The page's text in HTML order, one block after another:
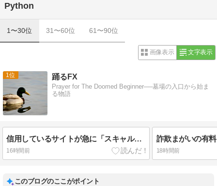
Python
1〜30位 31〜60位 61〜90位
画像表示 文字表示
1 踊るFX
Prayer for The Doomed Beginner──墓場の入口から始ま
る物語
信用しているサイトが急に「スキャルがおすすめ」と言い出して、おいらの気持ちがひっくり返ったんじゃ｜クソザコFX
16時間前 18時間前
このブログのここがポイント